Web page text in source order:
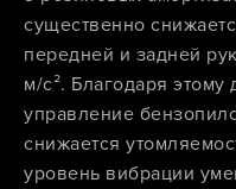
существенно
передней и задней
м/с². Благодаря этому
управление
снижается
уровень вибрации